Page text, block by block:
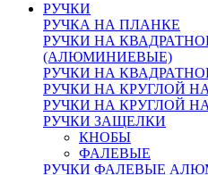
РУЧКИ
РУЧКА НА ПЛАНКЕ
РУЧКИ НА
(АЛЮМИНИЕВЫЕ)
РУЧКИ НА
РУЧКИ НА КРУГЛОЙ
РУЧКИ НА КРУГЛОЙ
РУЧКИ ЗАЩЕЛКИ
КНОБЫ
ФАЛЕВЫЕ
РУЧКИ ФАЛЕВЫЕ